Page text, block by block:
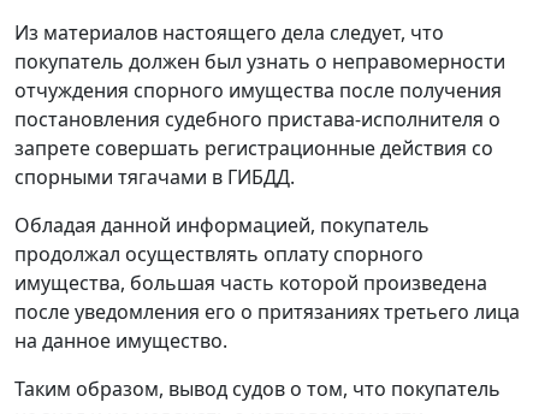
Из материалов настоящего дела следует, что
покупатель должен был узнать о неправомерности
отчуждения спорного имущества после получения
постановления судебного пристава-исполнителя о
запрете совершать регистрационные действия со
спорными тягачами в ГИБДД.
Обладая данной информацией, покупатель
продолжал осуществлять оплату спорного
имущества, большая часть которой произведена
после уведомления его о притязаниях третьего лица
на данное имущество.
Таким образом, вывод судов о том, что покупатель